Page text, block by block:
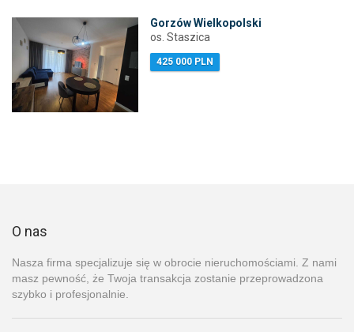
Gorzów Wielkopolski
os. Staszica
425 000 PLN
O nas
Nasza firma specjalizuje się w obrocie nieruchomościami. Z nami
masz pewność, że Twoja transakcja zostanie przeprowadzona
szybko i profesjonalnie.